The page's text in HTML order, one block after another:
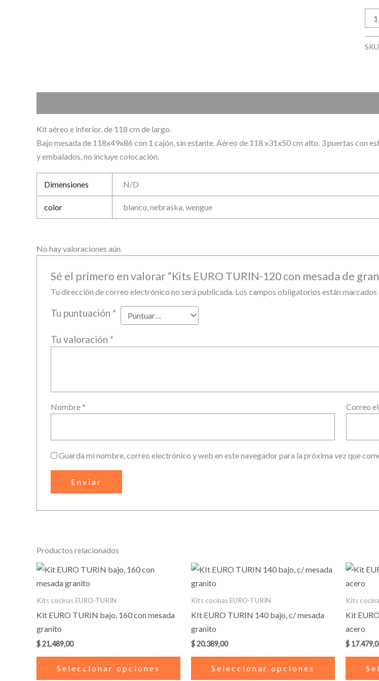
Kit aéreo e inferior, de 118 cm de largo.
Bajo mesada de 118x49x86 con 1 cajón, sin estante. Aéreo de 118 x31x50 cm alto. 3 puertas con
y embalados, no incluye colocación.
Dimensiones N/D
color blanco, nebraska, wengue
No hay valoraciones aún.
Sé el primero en valorar “Kits EURO TURIN-120 con mesada de
Tu dirección de correo electrónico no será publicada. Los campos obligatorios están marcados
Tu puntuación *
Tu valoración *
Nombre * Correo
Guarda mi nombre, correo electrónico y web en este navegador para la próxima vez que
Productos relacionados
Kits cocinas EURO-TURIN
Kit EURO TURIN bajo, 160 con mesada
granito
$21.489,00
Seleccionar opciones
Este
producto
tiene
opciones
pueden
Kits cocinas EURO-TURIN
KIt EURO TURIN 140 bajo, c/ mesada
granito
$20.389,00
Seleccionar opciones
Este
producto
tiene
opciones
pueden
Kits
Kit
acero
$